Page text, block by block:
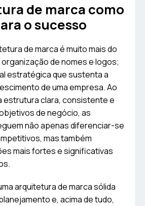
de marca como
o sucesso
de marca é muito mais do
de nomes e logos;
estratégica que sustenta a
de uma empresa. Ao
estrutura clara, consistente e
de negócio, as
não apenas diferenciar-se
mas também
mais fortes e significativas
arquitetura de marca sólida
e, acima de tudo,